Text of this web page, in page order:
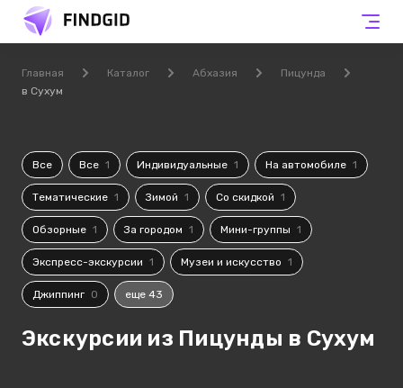
Главная Каталог Абхазия
Пицунда
в Сухум
Все Все 1 Индивидуальные 1 На автомобиле 1
Тематические 1 Зимой 1 Со скидкой 1
Обзорные 1 За городом 1 Мини-группы 1
Экспресс-экскурсии 1 Музеи и искусство 1
Джиппинг 0 еще 43
Экскурсии из Пицунды в Сухум